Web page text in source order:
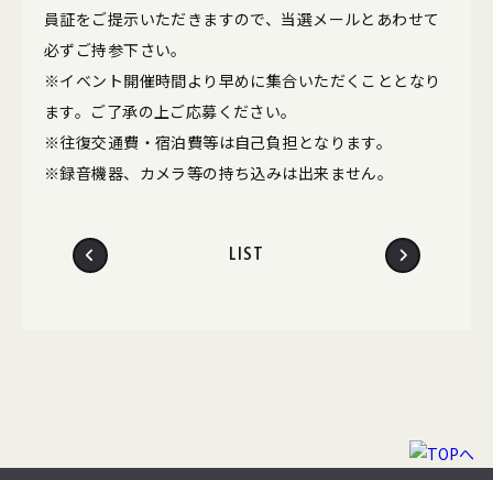
員証をご提示いただきますので、当選メールとあわせて
必ずご持参下さい。
※イベント開催時間より早めに集合いただくこととなり
ます。ご了承の上ご応募ください。
※往復交通費・宿泊費等は自己負担となります。
※録音機器、カメラ等の持ち込みは出来ません。
LIST